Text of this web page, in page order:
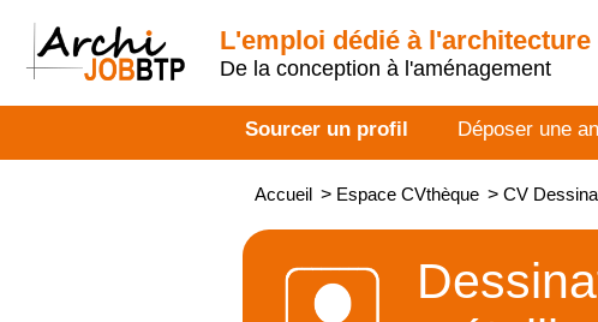
L'emploi dédié à
De la conception à l'aménagement
Sourcer un profil Déposer une
Accueil > Espace CVthèque > CV